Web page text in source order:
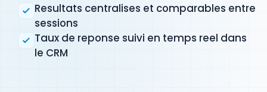
Resultats centralises et comparables entre
sessions
Taux de reponse suivi en temps reel dans
le CRM